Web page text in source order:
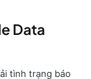
Data
tình trạng báo